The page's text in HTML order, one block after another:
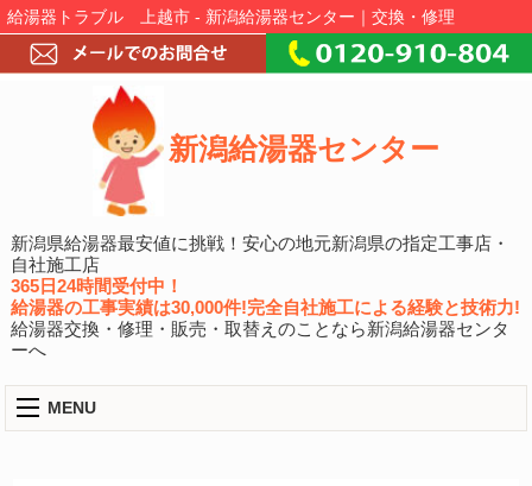
給湯器トラブル 上越市 - 新潟給湯器センター｜交換・修理
新潟給湯器センター
新潟県給湯器最安値に挑戦！安心の地元新潟県の指定工事店・
自社施工店
365日24時間受付中！
給湯器の工事実績は30,000件!完全自社施工による経験と技術力!
給湯器交換・修理・販売・取替えのことなら新潟給湯器センタ
ーへ
MENU